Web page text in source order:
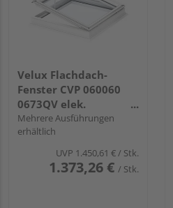
Velux Flachdach-
Fenster CVP 060060
0673QV elek.
Kunststoff Isolierglas
60x60
Mehrere Ausführungen
erhältlich
UVP 1.450,61 €/ Stk.
1.373,26 € / Stk.